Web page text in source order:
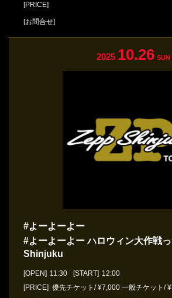
[PRICE]
[お問合せ]
2025 10.26 SUN
#よーよーよー
#よーよーよー ハロウィン大作戦
Shinjuku
[OPEN] 11:30 [START] 12:00
[PRICE] 優先チケット/ ¥7,000 一般チケット/